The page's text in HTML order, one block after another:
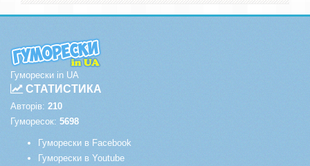
Гуморески in UA
СТАТИСТИКА
Авторів: 210
Гуморесок: 5698
Гуморески в Facebook
Гуморески в Youtube